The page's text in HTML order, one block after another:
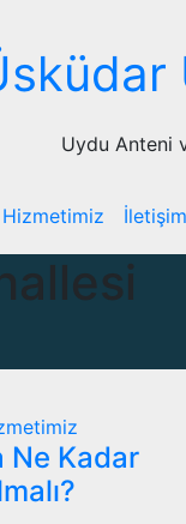
Uydu Anteni
İletişim
Ne Kadar